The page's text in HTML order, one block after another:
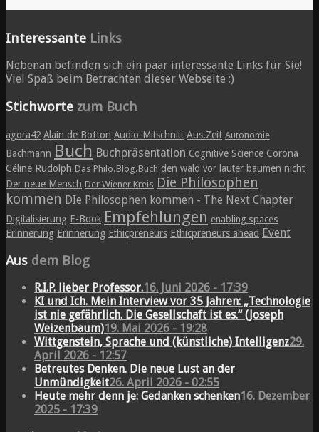
Interessante Links
Nebenan befinden sich ein paar interessante Links für Sie!
Viel Spaß beim Betrachten dieser Webseite :)
Stichworte zum Buch
agora42 Alain de Botton Audio-Mitschnitt Aus.Zeit Autonomie
Bachmann Buch Buchpräsentation Cognitive Science Corona
Céline Rudolph Das Philo.Blog.Buch den wald vor lauter bäumen nicht
Der neue Mensch Der Wiener Kreis Die Philosophen
kommen DIe Philosophen kommen - The Next Chapter
Digitalisierung E-Book Empfehlungen enabling spaces
Erinnerung Erinnerung Ethicpreneurs Ethicpreneurs ahead Event
Aus dem Blog
R.I.P. lieber Professor.16. Juni 2026 - 17:39
KI und Ich. Mein Interview vor 35 Jahren: „Technologie
ist nie gefährlich. Die Gesellschaft ist es.“ (Joseph
Weizenbaum)19. Mai 2026 - 19:28
Wittgenstein, Sprache und (künstliche) Intelligenz29.
April 2026 - 12:57
Betreutes Denken. Die neue Lust an der
Unmündigkeit26. April 2026 - 02:55
Heute mehr denn je: Gedanken schenken16. Dezember
2025 - 17:39